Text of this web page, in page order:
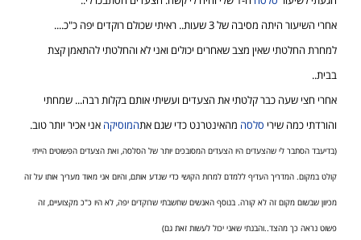
אחרי השיעור היתה מסיבה של 3 שעות.. ראיתי שכולם רוקדים יפה כ"כ....
למחרת החלטתי שאין מצב שאחרים יכולים ואני לא והחלטתי להתאמן קצת
בבית..
אחרי חצי שעה כבר קלטתי את הצעדים ועשיתי אותם בקלות רבה... שמחתי
והורדתי כמה שירי סלסה מהאינטרנט כדי שגם אתהמוסיקה אני אכיר יותר טוב.
(בדיעבד הסתבר לי שהצעדים היו הצעדים המסובכים יותר של הסלסה, ואת הצעדים הפשוטים הייתי
קולט במקום. המדריך העדיף ללמדם למרות הקושי כדי שנדע אותם, והיום אני מאוד מעריך אותו על זה
מכיוון שבשום מקום זה לא קורה. בנוסף האנשים שחשבתי שרוקדים יפה, לא היו כ"כ מקצועיים, זה
פשוט נראה כך מהצד..והבנתי שאני יכול לעשות זאת גם)